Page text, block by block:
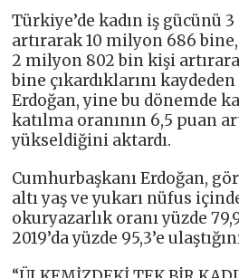
Türkiye’de kadın iş gücünü
artırarak 10 milyon 686
2 milyon 802 bin kişi
bine çıkardıklarını
Erdoğan, yine bu dönemde
katılma oranının 6,5 puan
yükseldiğini aktardı.
Cumhurbaşkanı Erdoğan,
altı yaş ve yukarı nüfus
okuryazarlık oranı yüzde
2019’da yüzde 95,3’e